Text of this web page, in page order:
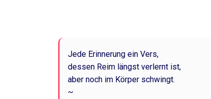
Jede Erinnerung ein Vers,
dessen Reim längst verlernt ist,
aber noch im Körper schwingt.
~